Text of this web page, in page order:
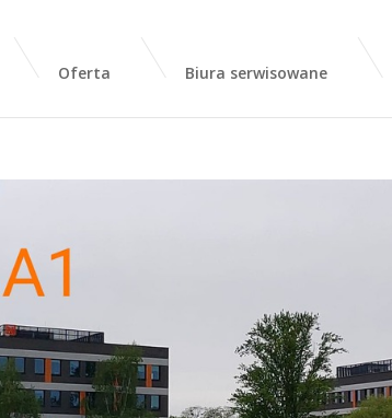
Oferta Biura serwisowane